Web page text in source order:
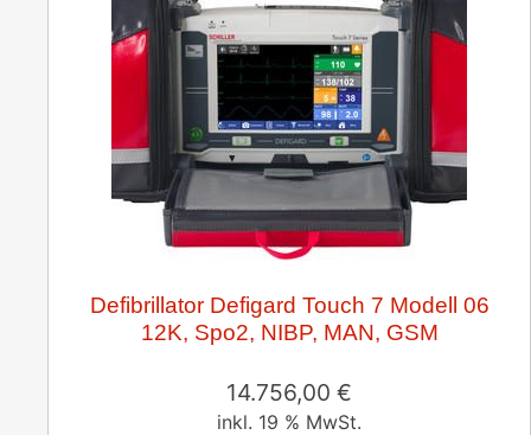
Defibrillator Defigard Touch 7 Modell 06
12K, Spo2, NIBP, MAN, GSM
14.756,00 €
inkl. 19 % MwSt.